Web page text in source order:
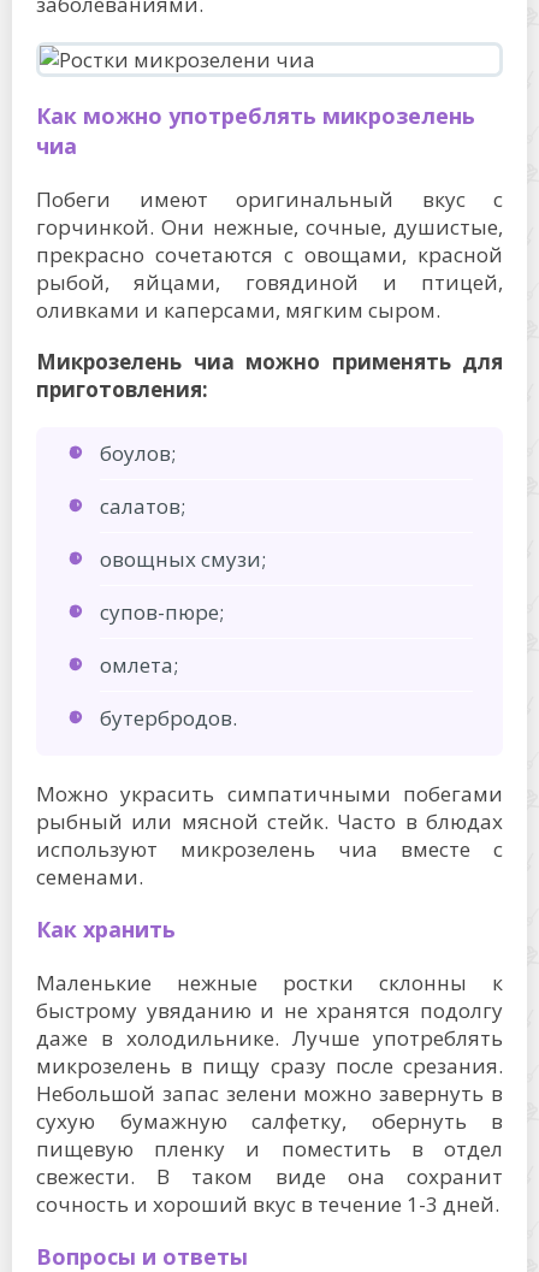
Как можно употреблять микрозелень
чиа
Побеги имеют оригинальный вкус с
горчинкой. Они нежные, сочные, душистые,
прекрасно сочетаются с овощами, красной
рыбой, яйцами, говядиной и птицей,
оливками и каперсами, мягким сыром.
Микрозелень чиа можно применять для
приготовления:
боулов;
салатов;
овощных смузи;
супов-пюре;
омлета;
бутербродов.
Можно украсить симпатичными побегами
рыбный или мясной стейк. Часто в блюдах
используют микрозелень чиа вместе с
семенами.
Как хранить
Маленькие нежные ростки склонны к
быстрому увяданию и не хранятся подолгу
даже в холодильнике. Лучше употреблять
микрозелень в пищу сразу после срезания.
Небольшой запас зелени можно завернуть в
сухую бумажную салфетку, обернуть в
пищевую пленку и поместить в отдел
свежести. В таком виде она сохранит
сочность и хороший вкус в течение 1-3 дней.
Вопросы и ответы